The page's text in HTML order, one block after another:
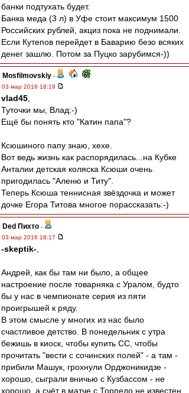
банки подтухать будет.
Банка меда (3 л) в Уфе стоит максимум 1500
Российских рублей, акциз пока не поднимали.
Если Кутепов перейдет в Баварию безо всяких
денег зашлю. Потом за Пуцко зарубимся-))
Mosfilmovskiy -
03 мар 2016 18:19
vlad45
Туточки мы, Влад:-)
Ещё бы понять кто "Катин папа"?
Ксюшиного папу знаю, хехе.
Вот ведь жизнь как распорядилась...на Кубке
Анталии детская коляска Ксюши очень
пригодилась "Аленю и Титу".
Теперь Ксюша теннисная звёздочка и может
дочке Егора Титова многое порассказать:-)
Ded Пихто -
03 мар 2016 18:17
-skeptik-
Андрей, как бы там ни было, а общее
настроение после товарняка с Уралом, будто
бы у нас в чемпионате серия из пяти
проигрышей к ряду.
В этом смысле у многих из нас было
счастливое детство. В понедельник с утра
бежишь в киоск, чтобы купить СС, чтобы
прочитать "вести с сочинских полей" - а там -
прибили Машук, грохнули Орджоникидзе -
хорошо, сыграли вничью с Кузбассом - не
хорошо, а счёт в матче с Торпедо не известен,